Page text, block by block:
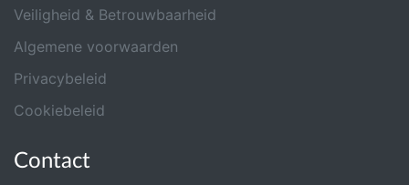
Veiligheid & Betrouwbaarheid
Algemene voorwaarden
Privacybeleid
Cookiebeleid
Contact